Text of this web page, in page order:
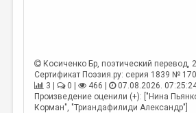
Косиченко Бр, поэтический перевод,
Сертификат Поэзия.ру: серия 1839 №
3 |
0 | 466 |
07.08.2026.
Произведение оценили (+): ["Нина
Корман", "Триандафилиди Александр"]